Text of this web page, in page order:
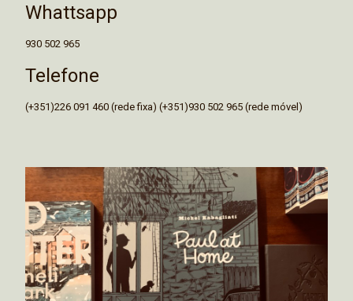
Whattsapp
930 502 965
Telefone
(+351)226 091 460 (rede fixa) (+351)930 502 965 (rede móvel)